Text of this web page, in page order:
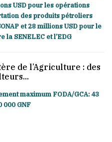
USD pour les opérations
des produits pétroliers
et 28 millions USD pour le
SENELEC et l’EDG
de l’Agriculture : des
maximum FODA/GCA: 43
000 GNF